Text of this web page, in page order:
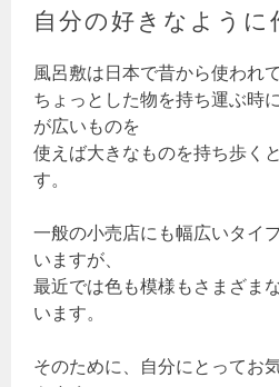
自分の好きなように
風呂敷は日本で昔から使われ
ちょっとした物を持ち運ぶ時
が広いものを
使えば大きなものを持ち歩く
す。
一般の小売店にも幅広いタイ
いますが、
最近では色も模様もさまざま
います。
そのために、自分にとってお